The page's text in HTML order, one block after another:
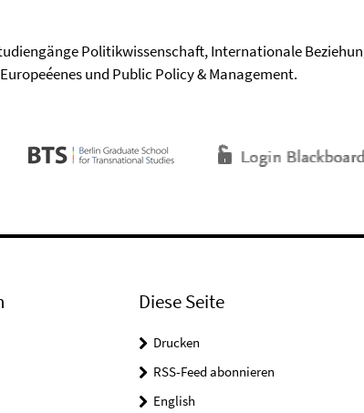
Politikwissenschaft, Internationale
und Public Policy & Management.
Diese Seite
Drucken
RSS-Feed abonnieren
English